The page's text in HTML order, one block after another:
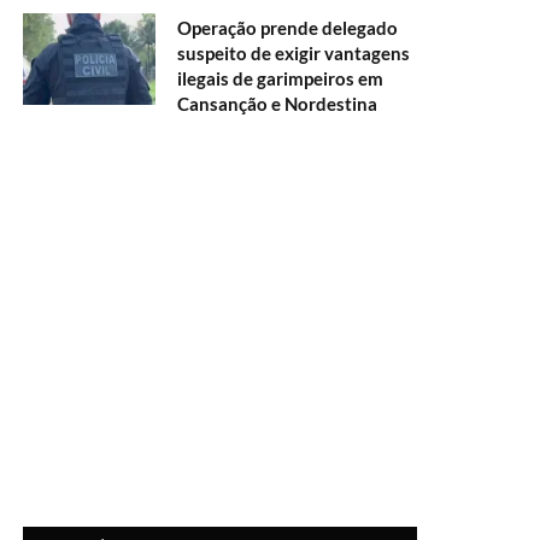
Operação prende delegado
suspeito de exigir vantagens
ilegais de garimpeiros em
Cansanção e Nordestina